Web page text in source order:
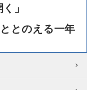
」
とのえる一年